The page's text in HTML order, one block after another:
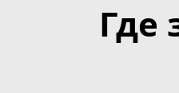
Где